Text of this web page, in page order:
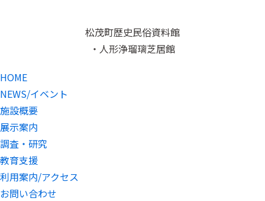
松茂町歴史民俗資料館
・人形浄瑠璃芝居館
HOME
NEWS/イベント
施設概要
展示案内
調査・研究
教育支援
利用案内/アクセス
お問い合わせ